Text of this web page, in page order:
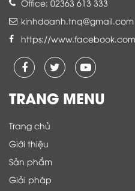
Office: 02363 613 333
kinhdoanh.tnq@gmail.com
https://
TRANG MENU
Trang chủ
Giới thiệu
Sản phẩm
Giải pháp